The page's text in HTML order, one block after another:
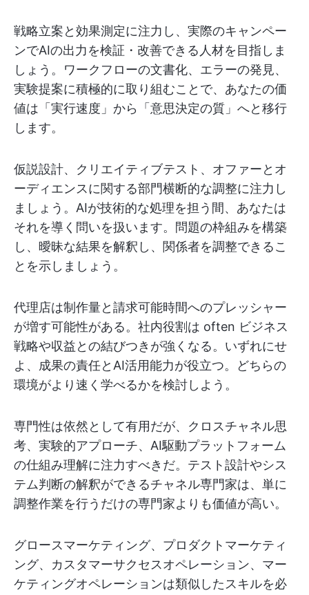
戦略立案と効果測定に注力し、実際のキャンペー
ンでAIの出力を検証・改善できる人材を目指しま
しょう。ワークフローの文書化、エラーの発見、
実験提案に積極的に取り組むことで、あなたの価
値は「実行速度」から「意思決定の質」へと移行
します。
仮説設計、クリエイティブテスト、オファーとオ
ーディエンスに関する部門横断的な調整に注力し
ましょう。AIが技術的な処理を担う間、あなたは
それを導く問いを扱います。問題の枠組みを構築
し、曖昧な結果を解釈し、関係者を調整できるこ
とを示しましょう。
代理店は制作量と請求可能時間へのプレッシャー
が増す可能性がある。社内役割は often ビジネス
戦略や収益との結びつきが強くなる。いずれにせ
よ、成果の責任とAI活用能力が役立つ。どちらの
環境がより速く学べるかを検討しよう。
専門性は依然として有用だが、クロスチャネル思
考、実験的アプローチ、AI駆動プラットフォーム
の仕組み理解に注力すべきだ。テスト設計やシス
テム判断の解釈ができるチャネル専門家は、単に
調整作業を行うだけの専門家よりも価値が高い。
グロースマーケティング、プロダクトマーケティ
ング、カスタマーサクセスオペレーション、マー
ケティングオペレーションは類似したスキルを必